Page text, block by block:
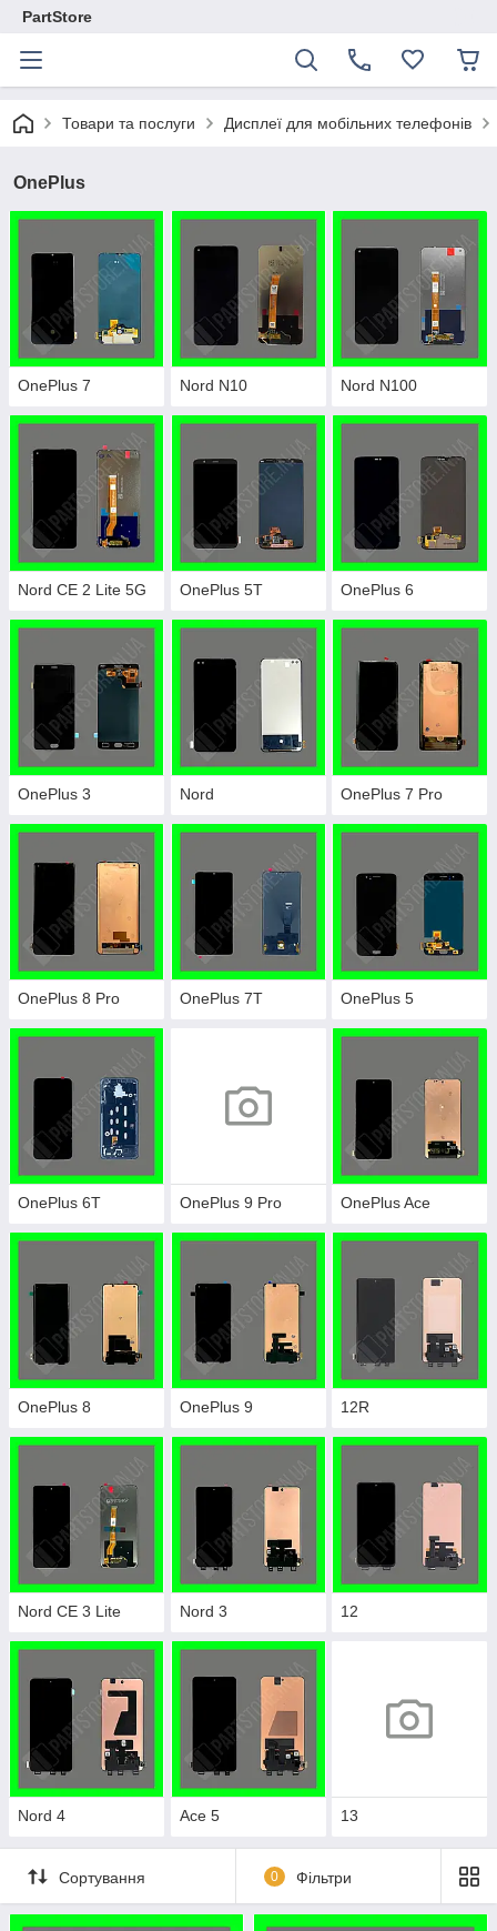
PartStore
Товари та послуги Дисплеї для мобільних телефонів
OnePlus
OnePlus 7 Nord N10 Nord N100
Nord CE 2 Lite 5G OnePlus 5T OnePlus 6
OnePlus 3 Nord OnePlus 7 Pro
OnePlus 8 Pro OnePlus 7T OnePlus 5
OnePlus 6T OnePlus 9 Pro OnePlus Ace
OnePlus 8 OnePlus 9 12R
Nord CE 3 Lite Nord 3 12
Nord 4 Ace 5 13
Сортування 0 Фільтри